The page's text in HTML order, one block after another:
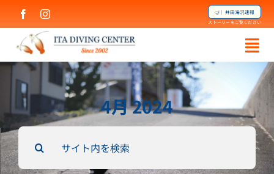
content
🤿｜井田海況速報
ストーリーをご覧ください
4月 2024
Search
for: